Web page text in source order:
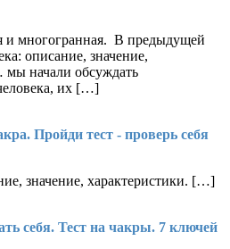
многогранная. В предыдущей
описание, значение,
мы начали обсуждать
их […]
Пройди тест - проверь себя
значение, характеристики. […]
себя. Тест на чакры. 7 ключей